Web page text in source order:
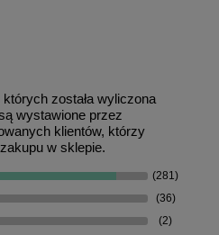
została wyliczona
wystawione przez
klientów, którzy
w sklepie.
(281)
(36)
(2)